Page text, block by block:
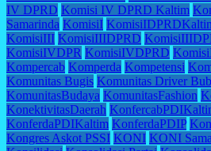
IV DPRD Komisi IV DPRD Kaltim
Samarinda KomisiI
KomisiIII KomisiIIIDPRD
KomisiIVDPR KomisiIVDPRD
Kompercab Komperda Kompetensi
Komunitas Bugis Komunitas Driver
KomunitasBudaya KomunitasFashion
KonektivitasDaerah
KonferdaPDIKaltim KonferdaPDIP
Kongres Askot PSSI KONI KONI